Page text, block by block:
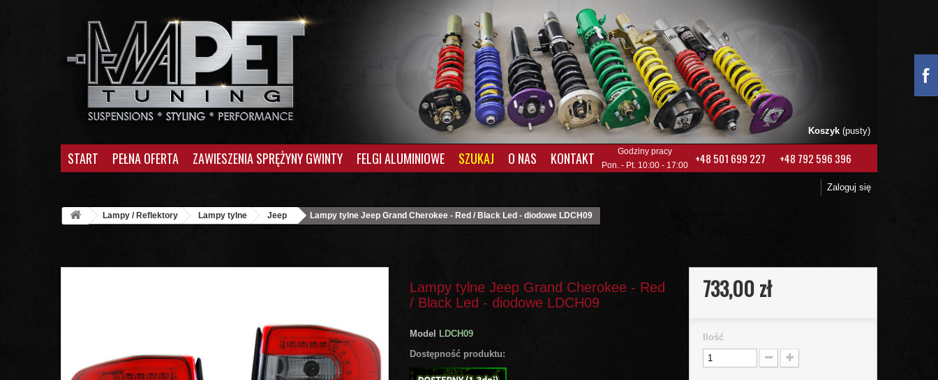
Koszyk (pusty)
START PEŁNA OFERTA ZAWIESZENIA SPRĘŻYNY GWINTY FELGI ALUMINIOWE SZUKAJ O NAS KONTAKT
Godziny pracy
Pon. - Pt. 10:00 - 17:00
+48 501 699 227 +48 792 596 396
Zaloguj się
Lampy / Reflektory Lampy tylne Jeep Lampy tylne Jeep Grand Cherokee - Red / Black Led - diodowe LDCH09
Lampy tylne Jeep Grand Cherokee - Red
/ Black Led - diodowe LDCH09
Model
LDCH09
Dostępność produktu:
733,00 zł
Ilość